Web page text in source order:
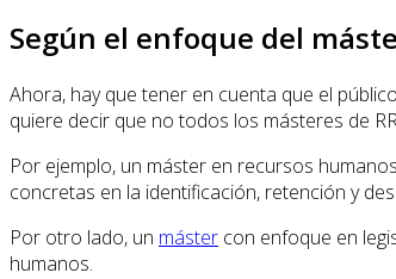
Según el enfoque del
Ahora, hay que tener en cuenta que el
quiere decir que no todos los másteres de
Por ejemplo, un máster en recursos
concretas en la identificación, retención y
Por otro lado, un máster con enfoque en
humanos.